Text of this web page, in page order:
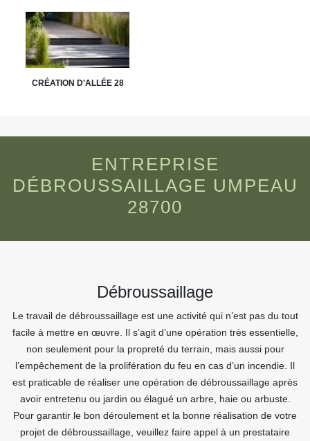
CRÉATION D'ALLÉE 28
ENTREPRISE
DÉBROUSSAILLAGE UMPEAU
28700
Débroussaillage
Le travail de débroussaillage est une activité qui n’est pas du tout
facile à mettre en œuvre. Il s’agit d’une opération très essentielle,
non seulement pour la propreté du terrain, mais aussi pour
l’empêchement de la prolifération du feu en cas d’un incendie. Il
est praticable de réaliser une opération de débroussaillage après
avoir entretenu ou jardin ou élagué un arbre, haie ou arbuste.
Pour garantir le bon déroulement et la bonne réalisation de votre
projet de débroussaillage, veuillez faire appel à un prestataire